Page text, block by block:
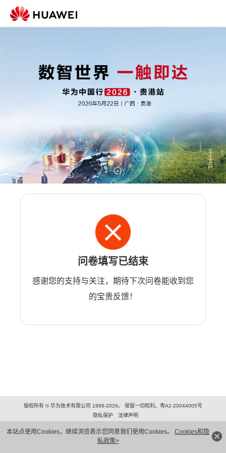
本站点使用Cookies，继续浏览表示您同意我们使用Cookies。 Cookies和隐
私政策>
问卷填写已结束
感谢您的支持与关注，期待下次问卷能收到您
的宝贵反馈！
版权所有 © 华为技术有限公司 1998-2026。 保留一切权利。粤A2-20044005号
隐私保护
法律声明